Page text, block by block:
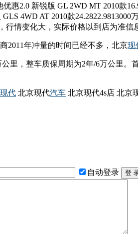
惠2.0 新锐版 GL 2WD MT 2010款
4WD AT 2010款
行情变化大，实际价格以到店为准信
2011年冲量的时间已经不多，北京现
里，整车质保周期为2年/6万公里
代 北京现代汽车 北京现代4s店 北京
自动登录